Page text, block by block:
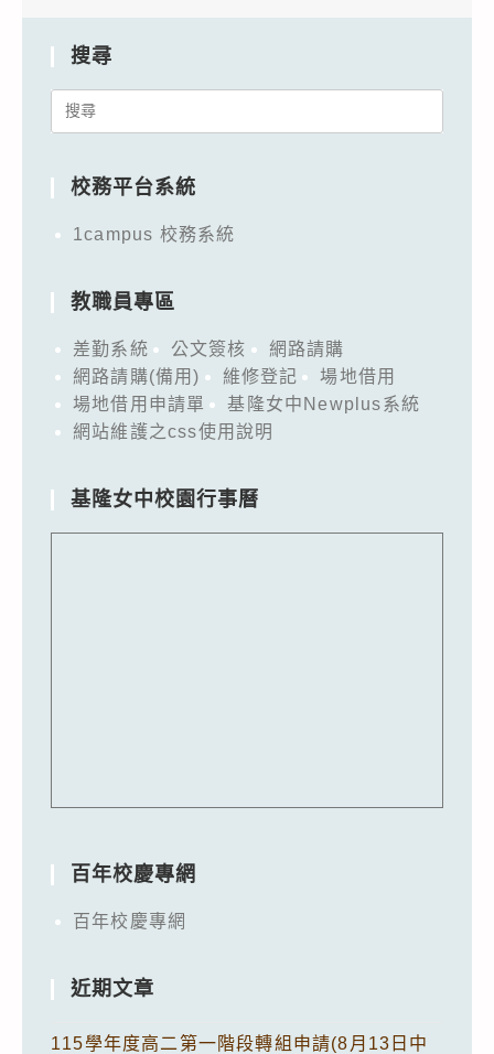
搜尋
Search
校務平台系統
1campus 校務系統
教職員專區
差勤系統 公文簽核
網路請購
網路請購(備用)
維修登記
場地借用
場地借用申請單
基隆女中Newplus系統
網站維護之css使用說明
基隆女中校園行事曆
百年校慶專網
百年校慶專網
近期文章
115學年度高二第一階段轉組申請(8月13日中